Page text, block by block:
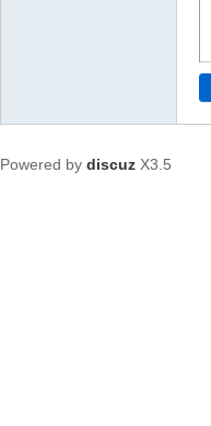
Powered by discuz X3.5